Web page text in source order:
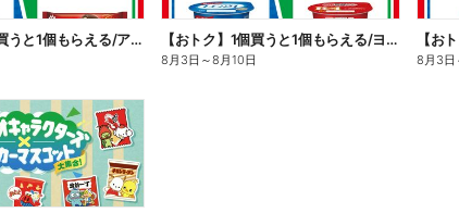
【おトク】1個買うと1個もらえる/アイス 【おトク】1個買うと1個もらえる/ヨーグルト
8月3日 ～8月10日
【お
8月3日